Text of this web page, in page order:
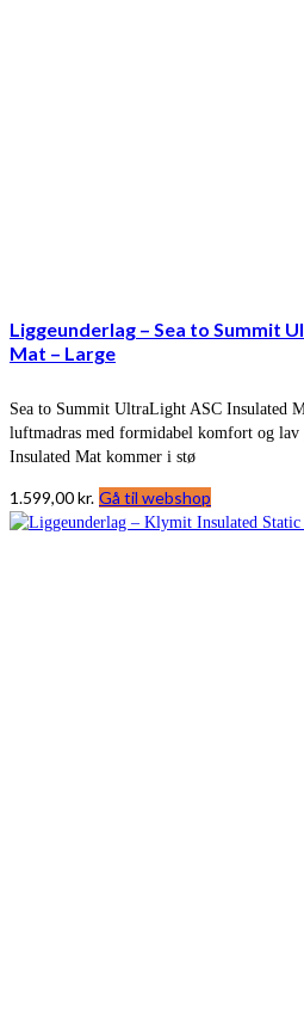
Liggeunderlag – Sea to Summit
Mat – Large
Sea to Summit UltraLight ASC Insulated
luftmadras med formidabel komfort og
Insulated Mat kommer i stø
1.599,00kr. Gå til webshop